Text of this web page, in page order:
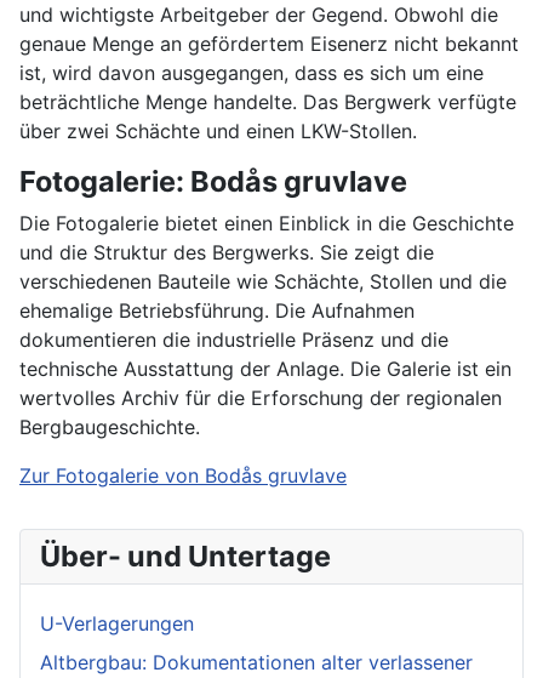
und wichtigste Arbeitgeber der Gegend. Obwohl die
genaue Menge an gefördertem Eisenerz nicht bekannt
ist, wird davon ausgegangen, dass es sich um eine
beträchtliche Menge handelte. Das Bergwerk verfügte
über zwei Schächte und einen LKW-Stollen.
Fotogalerie: Bodås gruvlave
Die Fotogalerie bietet einen Einblick in die Geschichte
und die Struktur des Bergwerks. Sie zeigt die
verschiedenen Bauteile wie Schächte, Stollen und die
ehemalige Betriebsführung. Die Aufnahmen
dokumentieren die industrielle Präsenz und die
technische Ausstattung der Anlage. Die Galerie ist ein
wertvolles Archiv für die Erforschung der regionalen
Bergbaugeschichte.
Zur Fotogalerie von Bodås gruvlave
Über- und Untertage
U-Verlagerungen
Altbergbau: Dokumentationen alter verlassener